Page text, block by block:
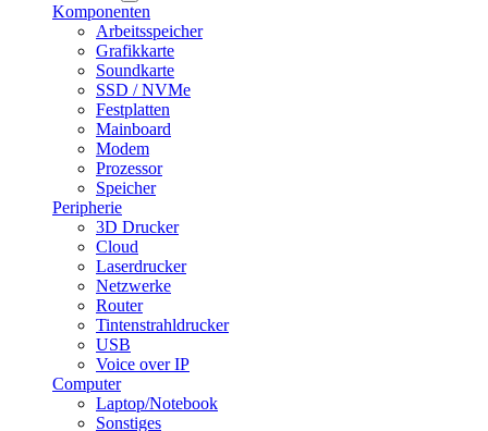
Komponenten
Arbeitsspeicher
Grafikkarte
Soundkarte
SSD / NVMe
Festplatten
Mainboard
Modem
Prozessor
Speicher
Peripherie
3D Drucker
Cloud
Laserdrucker
Netzwerke
Router
Tintenstrahldrucker
USB
Voice over IP
Computer
Laptop/Notebook
Sonstiges